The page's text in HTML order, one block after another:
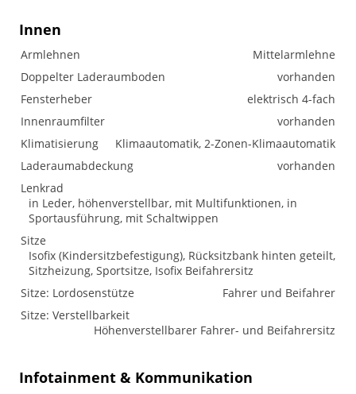
Innen
Armlehnen
Mittelarmlehne
Doppelter Laderaumboden
vorhanden
Fensterheber
elektrisch 4-fach
Innenraumfilter
vorhanden
Klimatisierung
Klimaautomatik, 2-Zonen-Klimaautomatik
Laderaumabdeckung
vorhanden
Lenkrad
in Leder, höhenverstellbar, mit Multifunktionen, in
Sportausführung, mit Schaltwippen
Sitze
Isofix (Kindersitzbefestigung), Rücksitzbank hinten geteilt,
Sitzheizung, Sportsitze, Isofix Beifahrersitz
Sitze: Lordosenstütze
Fahrer und Beifahrer
Sitze: Verstellbarkeit
Höhenverstellbarer Fahrer- und Beifahrersitz
Infotainment & Kommunikation